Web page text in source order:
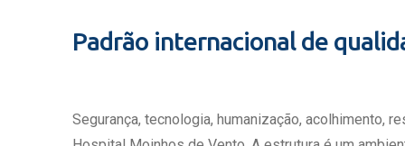
Seu Médico
Doação de
Escritório
Padrão internacional de
Segurança, tecnologia, humanização, acolhimento,